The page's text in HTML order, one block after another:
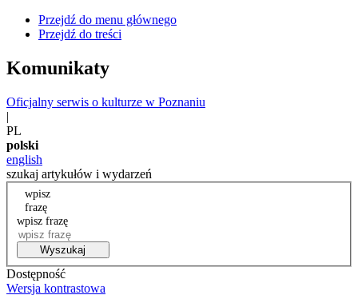
Przejdź do menu głównego
Przejdź do treści
Komunikaty
Oficjalny serwis o kulturze w Poznaniu
|
PL
polski
english
szukaj artykułów i wydarzeń
wpisz
frazę
wpisz frazę
Wyszukaj
Dostępność
Wersja kontrastowa